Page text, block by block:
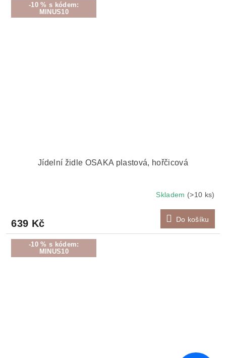
-10 % s kódem:
MINUS10
Jídelní židle OSAKA plastová, hořčicová
Skladem (>10 ks)
639 Kč Do košíku
-10 % s kódem:
MINUS10